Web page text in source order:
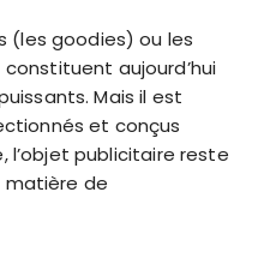
(les goodies) ou les
aujourd’hui
Mais il est
et conçus
l’objet publicitaire reste
matière de